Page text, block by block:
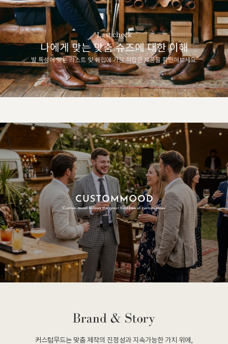
Last check
나에게 맞는 맞춤 슈즈에 대한 이해
발 특성에 맞는 라스트 및 쉐입에 가장 적합한 제품을 확인해보세요.
커스텀무드는 맞춤 제작의 진정성과 지속가능한 가치 위에,